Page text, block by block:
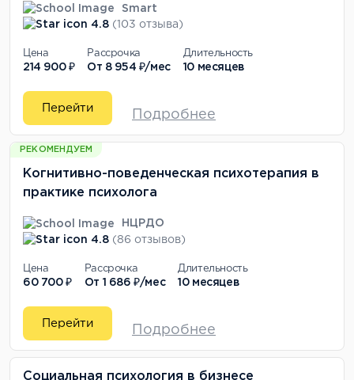
Smart
4.8 (103 отзыва)
Цена
214 900 ₽
Рассрочка
От 8 954 ₽/мес
Длительность
10 месяцев
Перейти
Подробнее
РЕКОМЕНДУЕМ
Когнитивно-поведенческая психотерапия в
практике психолога
НЦРДО
4.8 (86 отзывов)
Цена
60 700 ₽
Рассрочка
От 1 686 ₽/мес
Длительность
10 месяцев
Перейти
Подробнее
Социальная психология в бизнесе